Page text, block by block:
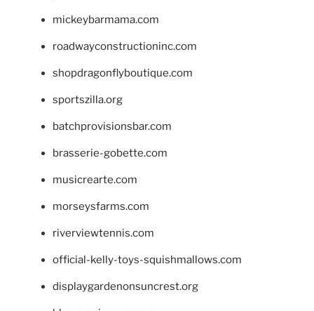
mickeybarmama.com
roadwayconstructioninc.com
shopdragonflyboutique.com
sportszilla.org
batchprovisionsbar.com
brasserie-gobette.com
musicrearte.com
morseysfarms.com
riverviewtennis.com
official-kelly-toys-squishmallows.com
displaygardenonsuncrest.org